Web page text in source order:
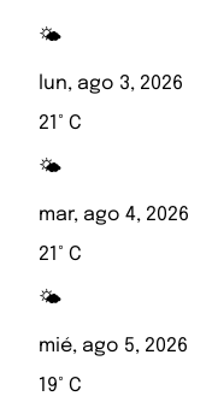
🌤️
lun, ago 3, 2026
21° C
🌤️
mar, ago 4, 2026
21° C
🌤️
mié, ago 5, 2026
19° C